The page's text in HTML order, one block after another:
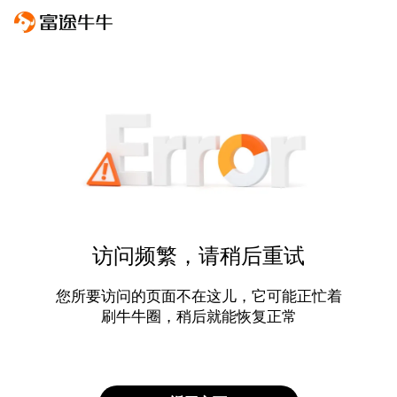
访问频繁，请稍后重试
您所要访问的页面不在这儿，它可能正忙着
刷牛牛圈，稍后就能恢复正常